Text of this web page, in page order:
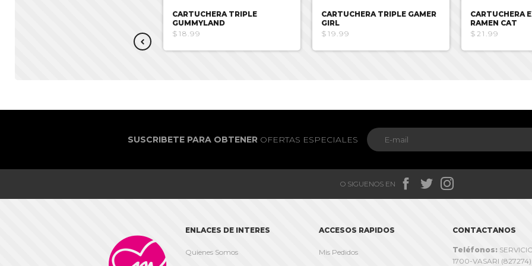
CARTUCHERA TRIPLE
GUMMYLAND
$18.99
CARTUCHERA TRIPLE GAMER
GIRL
$19.99
CARTUCHERA
RAMEN CAT
$21.99
SUSCRIBETE PARA OBTENEROFERTAS ESPECIALES
O SIGUENOS EN   
ENLACES DE INTERES
Quienes Somos
ACCESOS RAPIDOS
Mis Pedidos
CONTACTANOS
Teléfonos:
1700-VASARI (827274)